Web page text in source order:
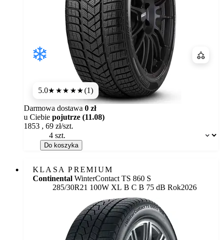
5.0★★★★★(1)
Dostępność:
Darmowa dostawa 0 zł
u Ciebie pojutrze (11.08)
1853 , 69 zł/szt.
Do koszyka
KLASA PREMIUM
Continental WinterContact TS 860 S
285/30R21 100W XL Etykieta:
B C B 75 dB Rok2026